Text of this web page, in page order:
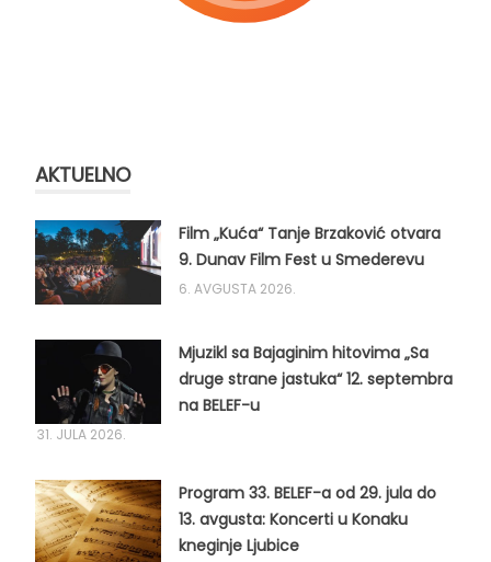
AKTUELNO
Film „Kuća“ Tanje Brzaković otvara
9. Dunav Film Fest u Smederevu
6. AVGUSTA 2026.
Mjuzikl sa Bajaginim hitovima „Sa
druge strane jastuka“ 12. septembra
na BELEF-u
31. JULA 2026.
Program 33. BELEF-a od 29. jula do
13. avgusta: Koncerti u Konaku
kneginje Ljubice